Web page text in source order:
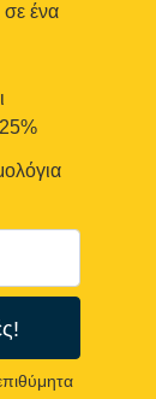
σε ένα